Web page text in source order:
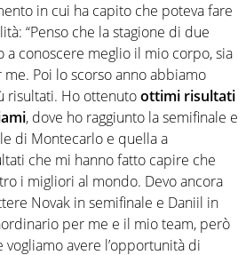
in cui ha capito che poteva fare
“Penso che la stagione di due
a conoscere meglio il mio corpo, sia
Poi lo scorso anno abbiamo
risultati. Ho ottenutoottimi risultati
, dove ho raggiunto la semifinale e
di Montecarlo e quella a
che mi hanno fatto capire che
i migliori al mondo. Devo ancora
Novak in semifinale e Daniil in
per me e il mio team, però
avere l’opportunità di